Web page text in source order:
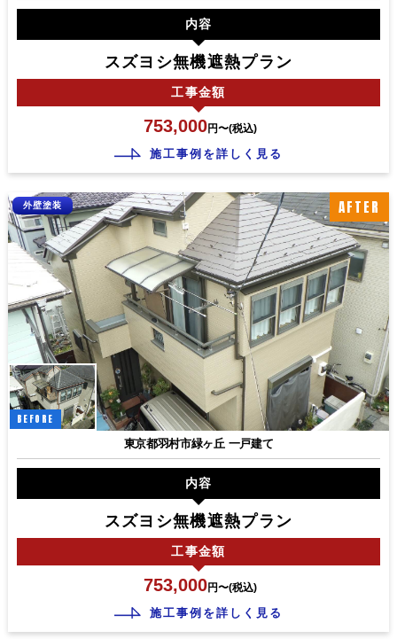
内容
スズヨシ無機遮熱プラン
工事金額
753,000円〜(税込)
施工事例を詳しく見る
AFTER
BEFORE
外壁塗装
東京都羽村市緑ヶ丘 一戸建て
内容
スズヨシ無機遮熱プラン
工事金額
753,000円〜(税込)
施工事例を詳しく見る